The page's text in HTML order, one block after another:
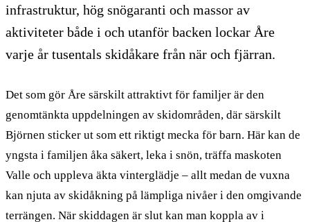
infrastruktur, hög snögaranti och massor av
aktiviteter både i och utanför backen lockar Åre
varje år tusentals skidåkare från när och fjärran.
Det som gör Åre särskilt attraktivt för familjer är den
genomtänkta uppdelningen av skidområden, där särskilt
Björnen sticker ut som ett riktigt mecka för barn. Här kan de
yngsta i familjen åka säkert, leka i snön, träffa maskoten
Valle och uppleva äkta vinterglädje – allt medan de vuxna
kan njuta av skidåkning på lämpliga nivåer i den omgivande
terrängen. När skiddagen är slut kan man koppla av i